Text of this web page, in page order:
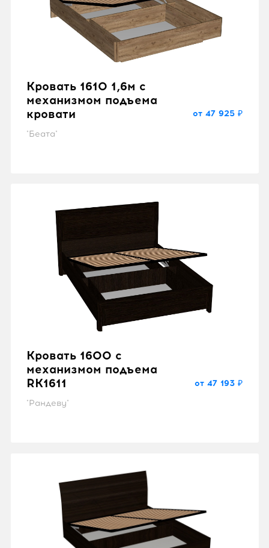
Кровать 1610 1,6м с
механизмом подъема
кровати
"Беата"
от 47 925 ₽
Кровать 1600 с
механизмом подъема
RK1611
"Рандеву"
от 47 193 ₽